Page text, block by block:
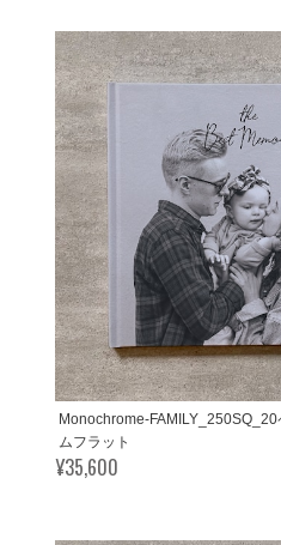
Monochrome-FAMILY_250SQ_20
ムフラット
¥35,600